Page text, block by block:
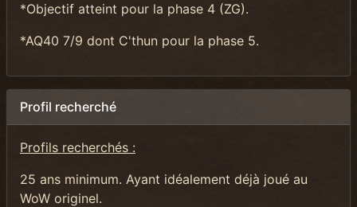
*Objectif atteint pour la phase 4 (ZG).
*AQ40 7/9 dont C'thun pour la phase 5.
Profil recherché
Profils recherchés :
25 ans minimum. Ayant idéalement déjà joué au
WoW originel.